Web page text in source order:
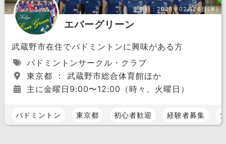
更新日：2025年02月06日(木)
エバーグリーン
武蔵野市在住でバドミントンに興味がある方
バドミントンサークル・クラブ
東京都 ： 武蔵野市総合体育館ほか
主に金曜日9:00〜12:00（時々、火曜日）
バドミントン 東京都 初心者歓迎 経験者募集